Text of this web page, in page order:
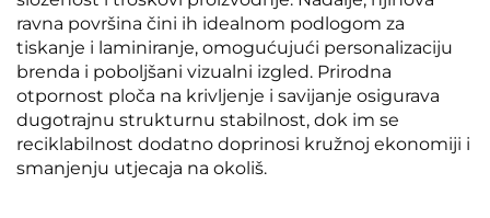
ravna površina čini ih idealnom podlogom za
tiskanje i laminiranje, omogućujući personalizaciju
brenda i poboljšani vizualni izgled. Prirodna
otpornost ploča na krivljenje i savijanje osigurava
dugotrajnu strukturnu stabilnost, dok im se
reciklabilnost dodatno doprinosi kružnoj ekonomiji i
smanjenju utjecaja na okoliš.